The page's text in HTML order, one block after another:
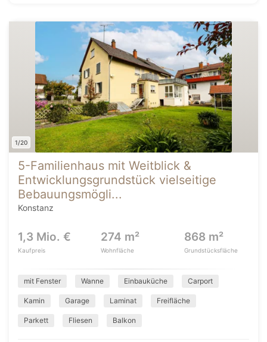
1/20
5-Familienhaus mit Weitblick &
Entwicklungsgrundstück vielseitige
Bebauungsmögli...
Konstanz
1,3 Mio. €
Kaufpreis
274 m²
Wohnfläche
868 m²
Grundstücksfläche
mit Fenster Wanne Einbauküche Carport
Kamin Garage Laminat Freifläche
Parkett Fliesen Balkon